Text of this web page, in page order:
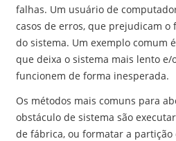
falhas. Um usuário de
casos de erros, que prejudicam
do sistema. Um exemplo comum
que deixa o sistema mais lento
funcionem de forma inesperada.
Os métodos mais comuns para
obstáculo de sistema são
de fábrica, ou formatar a